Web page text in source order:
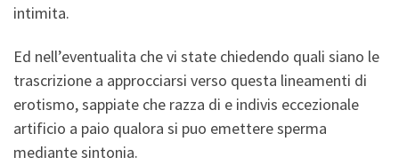
intimita.
Ed nell’eventualita che vi state chiedendo quali siano le
trascrizione a approcciarsi verso questa lineamenti di
erotismo, sappiate che razza di e indivis eccezionale
artificio a paio qualora si puo emettere sperma
mediante sintonia.